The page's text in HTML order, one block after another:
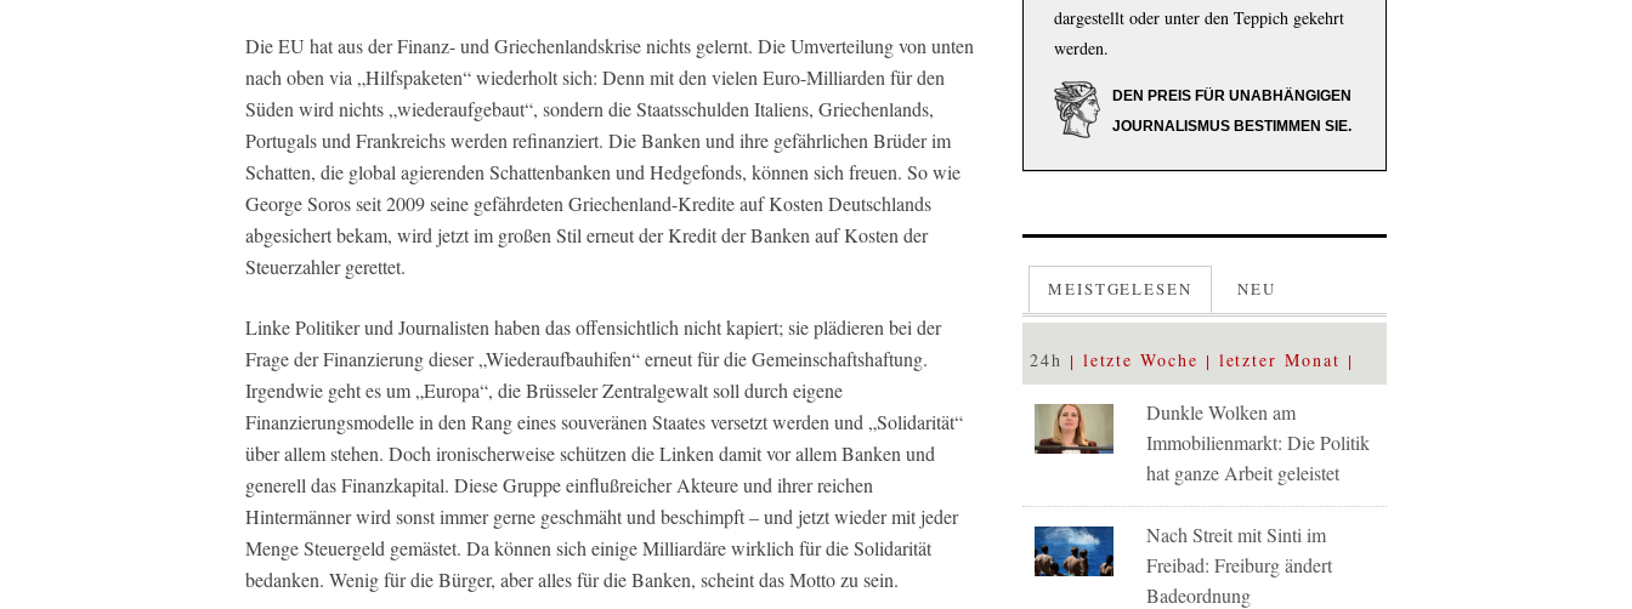
Die EU hat aus der Finanz- und Griechenlandskrise nichts gelernt. Die Umverteilung von unten
nach oben via „Hilfspaketen“ wiederholt sich: Denn mit den vielen Euro-Milliarden für den
Süden wird nichts „wiederaufgebaut“, sondern die Staatsschulden Italiens, Griechenlands,
Portugals und Frankreichs werden refinanziert. Die Banken und ihre gefährlichen Brüder im
Schatten, die global agierenden Schattenbanken und Hedgefonds, können sich freuen. So wie
George Soros seit 2009 seine gefährdeten Griechenland-Kredite auf Kosten Deutschlands
abgesichert bekam, wird jetzt im großen Stil erneut der Kredit der Banken auf Kosten der
Steuerzahler gerettet.
Linke Politiker und Journalisten haben das offensichtlich nicht kapiert; sie plädieren bei der
Frage der Finanzierung dieser „Wiederaufbauhifen“ erneut für die Gemeinschaftshaftung.
Irgendwie geht es um „Europa“, die Brüsseler Zentralgewalt soll durch eigene
Finanzierungsmodelle in den Rang eines souveränen Staates versetzt werden und „Solidarität“
über allem stehen. Doch ironischerweise schützen die Linken damit vor allem Banken und
generell das Finanzkapital. Diese Gruppe einflußreicher Akteure und ihrer reichen
Hintermänner wird sonst immer gerne geschmäht und beschimpft – und jetzt wieder mit jeder
Menge Steuergeld gemästet. Da können sich einige Milliardäre wirklich für die Solidarität
bedanken. Wenig für die Bürger, aber alles für die Banken, scheint das Motto zu sein.
dargestellt oder unter den Teppich gekehrt
werden.
DEN PREIS FÜR UNABHÄNGIGEN
JOURNALISMUS BESTIMMEN SIE.
MEISTGELESEN NEU
24h letzte Woche letzter Monat
Dunkle Wolken am
Immobilienmarkt: Die Politik
hat ganze Arbeit geleistet
Nach Streit mit Sinti im
Freibad: Freiburg ändert
Badeordnung